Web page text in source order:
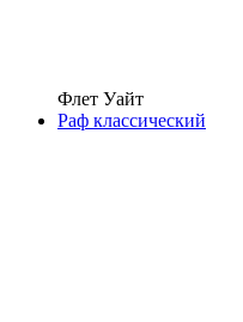
Флет Уайт
Раф классический